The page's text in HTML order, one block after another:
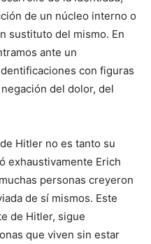
de un núcleo interno o
sustituto del mismo. En
ante un
con figuras
del dolor, del
Hitler no es tanto su
exhaustivamente Erich
personas creyeron
de sí mismos. Este
de Hitler, sigue
que viven sin estar